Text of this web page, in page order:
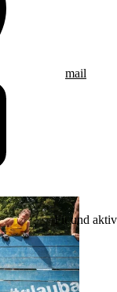
mail
Fit und aktiv